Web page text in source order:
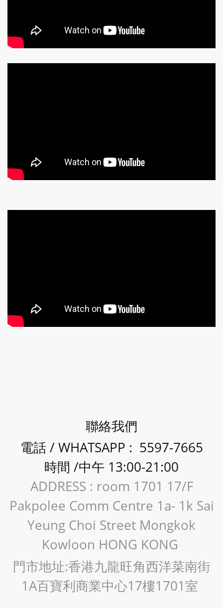
聯絡我們
電話 / WHATSAPP : 5597-7665
時間 /中午 13:00-21:00
ADDRESS : room 1701 17/F
Pakpolee Comm Centre 1a- 1k Sai
Yeung Choi Street Mongkok
Kowloon HONG KONG
門市地址:香港九龍旺角西洋菜南街
1A百寶利商業中心17樓1701室